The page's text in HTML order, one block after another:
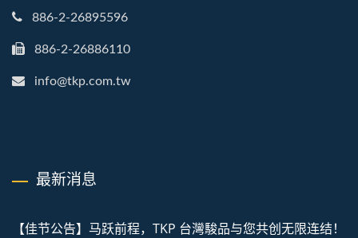
886-2-26895596
886-2-26886110
info@tkp.com.tw
最新消息
【佳节公告】马跃前程，TKP 台灣駿品与您共创无限连结！